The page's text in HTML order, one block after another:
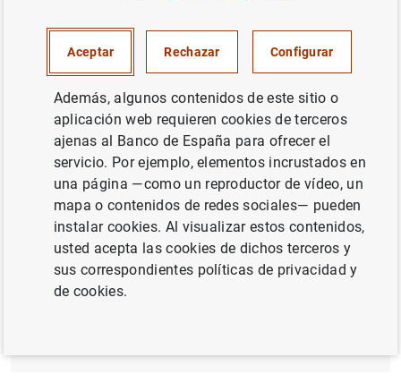
Autor: Juan Ayuso y Fernando Restoy
TIPOS DE CAMBIO
MÉTODOS CUANTITATIVOS
PRECIOS Y MÁRGENES INFLACIÓN
Documento completo
Aceptar Rechazar Configurar
Además, algunos contenidos de este sitio o
aplicación web requieren cookies de terceros
ajenas al Banco de España para ofrecer el
servicio. Por ejemplo, elementos incrustados en
una página —como un reproductor de vídeo, un
mapa o contenidos de redes sociales— pueden
instalar cookies. Al visualizar estos contenidos,
usted acepta las cookies de dichos terceros y
sus correspondientes políticas de privacidad y
de cookies.